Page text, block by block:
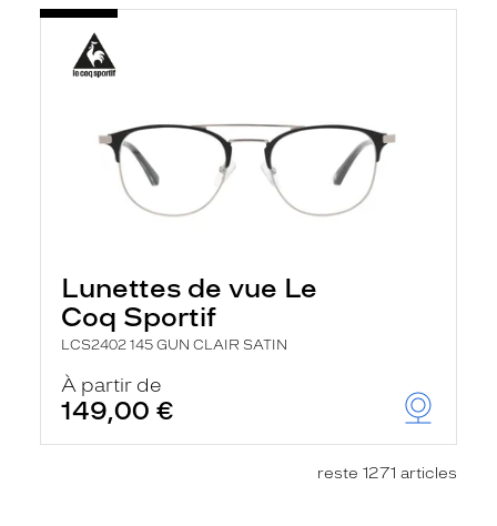
Lunettes de vue Le
Coq Sportif
LCS2402 145 GUN CLAIR SATIN
À partir de
149,00 €
reste 1271 articles